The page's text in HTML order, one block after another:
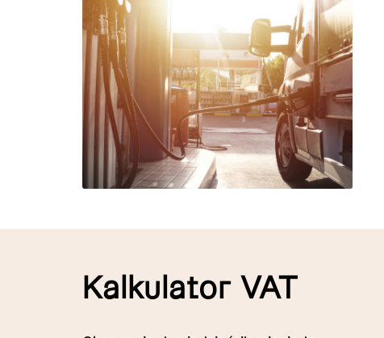
Kalkulator VAT